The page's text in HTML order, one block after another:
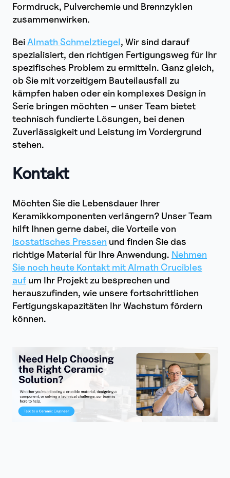
Formdruck, Pulverchemie und Brennzyklen
zusammenwirken.
BeiAlmath Schmelztiegel, Wir sind darauf
spezialisiert, den richtigen Fertigungsweg für Ihr
spezifisches Problem zu ermitteln. Ganz gleich,
ob Sie mit vorzeitigem Bauteilausfall zu
kämpfen haben oder ein komplexes Design in
Serie bringen möchten – unser Team bietet
technisch fundierte Lösungen, bei denen
Zuverlässigkeit und Leistung im Vordergrund
stehen.
Kontakt
Möchten Sie die Lebensdauer Ihrer
Keramikkomponenten verlängern? Unser Team
hilft Ihnen gerne dabei, die Vorteile von
isostatisches Pressen und finden Sie das
richtige Material für Ihre Anwendung. Nehmen
Sie noch heute Kontakt mit Almath Crucibles
auf um Ihr Projekt zu besprechen und
herauszufinden, wie unsere fortschrittlichen
Fertigungskapazitäten Ihr Wachstum fördern
können.